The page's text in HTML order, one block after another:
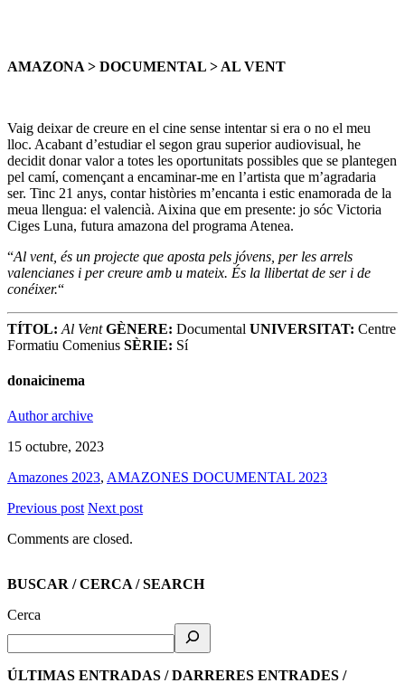
AMAZONA > DOCUMENTAL > AL VENT
Vaig deixar de creure en el cine sense intentar si era o no el meu
lloc. Acabant d’estudiar el segon grau superior audiovisual, he
decidit donar valor a totes les oportunitats possibles que se plantegen
pel camí, començant a encaminar-me en l’artista que m’agradaria
ser. Tinc 21 anys, contar històries m’encanta i estic enamorada de la
meua llengua: el valencià. Aixina que em presente: jo sóc Victoria
Ciges Luna, futura amazona del programa Atenea.
“Al vent, és un projecte que aposta pels jóvens, per les arrels
valencianes i per creure amb u mateix. És la llibertat de ser i de
conéixer.“
TÍTOL: Al Vent GÈNERE: Documental UNIVERSITAT: Centre
Formatiu Comenius SÈRIE: Sí
donaicinema
Author archive
15 octubre, 2023
Amazones 2023, AMAZONES DOCUMENTAL 2023
Previous post Next post
Comments are closed.
BUSCAR / CERCA / SEARCH
Cerca
ÚLTIMAS ENTRADAS / DARRERES ENTRADES /